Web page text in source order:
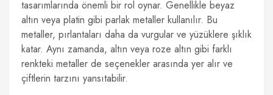
tasarımlarında önemli bir rol oynar. Genellikle beyaz
altın veya platin gibi parlak metaller kullanılır. Bu
metaller, pırlantaları daha da vurgular ve yüzüklere şıklık
katar. Aynı zamanda, altın veya roze altın gibi farklı
renkteki metaller de seçenekler arasında yer alır ve
çiftlerin tarzını yansıtabilir.